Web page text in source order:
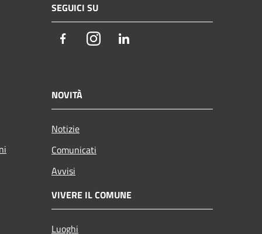
SEGUICI SU
FacebookInstagram
NOVITÀ
Notizie
Comunicati
Avvisi
VIVERE IL COMUNE
Luoghi